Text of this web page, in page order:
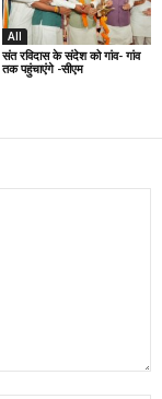
All
संत रविदास के संदेश को गांव- गांव
तक पहुंचाएंगे -सीएम